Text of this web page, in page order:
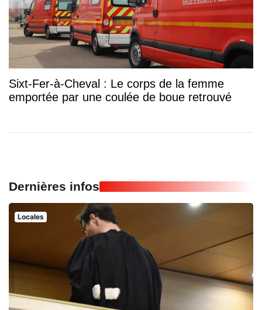
Sixt-Fer-à-Cheval : Le corps de la femme
emportée par une coulée de boue retrouvé
Dernières infos
Locales